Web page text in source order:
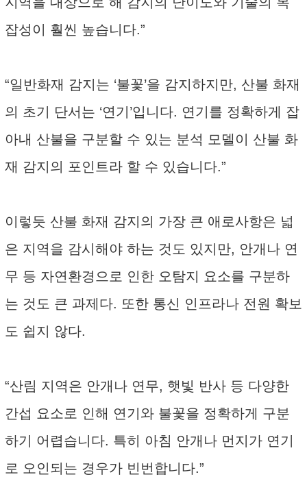
잡성이 훨씬 높습니다.”
“일반화재 감지는 ‘불꽃’을 감지하지만, 산불 화재
의 초기 단서는 ‘연기’입니다. 연기를 정확하게 잡
아내 산불을 구분할 수 있는 분석 모델이 산불 화
재 감지의 포인트라 할 수 있습니다.”
이렇듯 산불 화재 감지의 가장 큰 애로사항은 넓
은 지역을 감시해야 하는 것도 있지만, 안개나 연
무 등 자연환경으로 인한 오탐지 요소를 구분하
는 것도 큰 과제다. 또한 통신 인프라나 전원 확보
도 쉽지 않다.
“산림 지역은 안개나 연무, 햇빛 반사 등 다양한
간섭 요소로 인해 연기와 불꽃을 정확하게 구분
하기 어렵습니다. 특히 아침 안개나 먼지가 연기
로 오인되는 경우가 빈번합니다.”